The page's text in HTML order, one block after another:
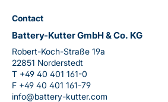
Contact
Battery-Kutter GmbH & Co. KG
Robert-Koch-Straße 19a
22851 Norderstedt
T +49 40 401 161-0
F +49 40 401 161-79
info@battery-kutter.com